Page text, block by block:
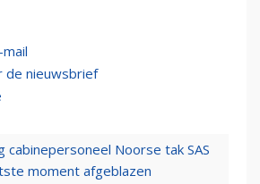
de nieuwsbrief
cabinepersoneel Noorse tak SAS
moment afgeblazen